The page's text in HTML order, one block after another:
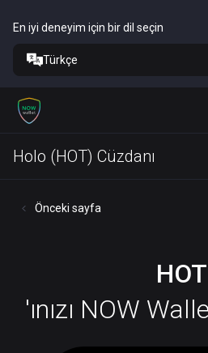
En iyi deneyim için bir dil seçin
Türkçe
Holo (HOT) Cüzdanı
Önceki sayfa
HOT
'ınızı NOW